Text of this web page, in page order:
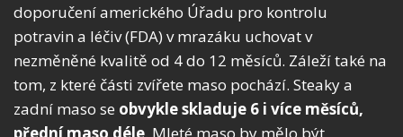
doporučení amerického Úřadu pro kontrolu
potravin a léčiv (FDA) v mrazáku uchovat v
nezměněné kvalitě od 4 do 12 měsíců. Záleží také na
tom, z které části zvířete maso pochází. Steaky a
zadní maso se obvykle skladuje 6 i více měsíců,